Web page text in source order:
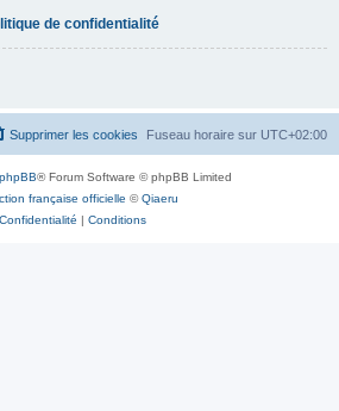
de confidentialité
Fuseau horaire sur UTC+02:00
Supprimer les cookies
phpBB® Forum Software © phpBB Limited
française officielle ©Qiaeru
Confidentialité | Conditions